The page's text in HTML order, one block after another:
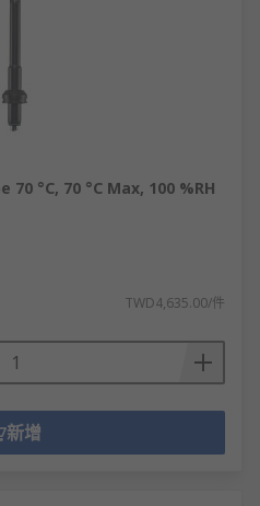
°C, 70 °C Max, 100 %RH
TWD4,635.00/件
新增